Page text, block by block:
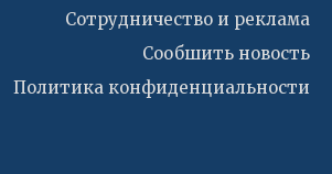
Сотрудничество и реклама
Сообшить новость
Политика конфиденциальности